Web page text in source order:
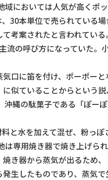
域においては人気が高くポ
30本単位で売られている
考案されたと言われてい
流の呼び方になっていた。
口に笛を付け、ポーポー
似ていることからという
沖縄の駄菓子である「ぽー
と水を加えて混ぜ、粉っ
は専用焼き器で焼き上げら
き器から蒸気が出るため
生したものであり、蒸気